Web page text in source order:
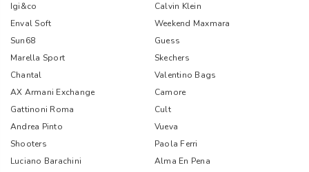
Igi&co
Calvin Klein
Enval Soft
Weekend Maxmara
Sun68
Guess
Marella Sport
Skechers
Chantal
Valentino Bags
AX Armani Exchange
Camore
Gattinoni Roma
Cult
Andrea Pinto
Vueva
Shooters
Paola Ferri
Luciano Barachini
Alma En Pena